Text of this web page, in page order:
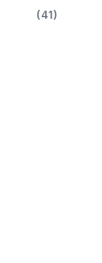
(41)